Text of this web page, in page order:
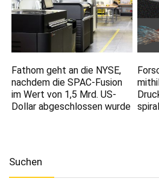
Fathom geht an die NYSE,
nachdem die SPAC-Fusion
im Wert von 1,5 Mrd. US-
Dollar abgeschlossen wurde
Suchen